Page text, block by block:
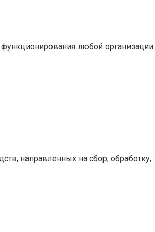
любой организации.
направленных на сбор, обработку,